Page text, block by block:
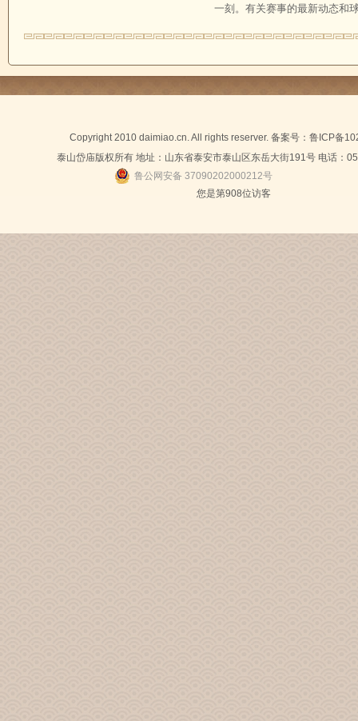
一刻。有关赛事的最新动态和
Copyright 2010 daimiao.cn. All rights reserver. 备案号： 鲁ICP备
泰山岱庙版权所有 地址：山东省泰安市泰山区东岳大街191号 电话：
鲁公网安备 37090202000212号
您是第908位访客